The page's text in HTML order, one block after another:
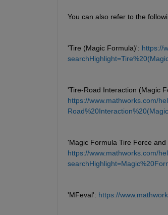
You can also refer to the
'Tire (Magic Formula)': https://
'Tire-Road Interaction (Magic
https://www.mathworks.com/
'Magic Formula Tire Force and
https://www.mathworks.com/
'MFeval': https://